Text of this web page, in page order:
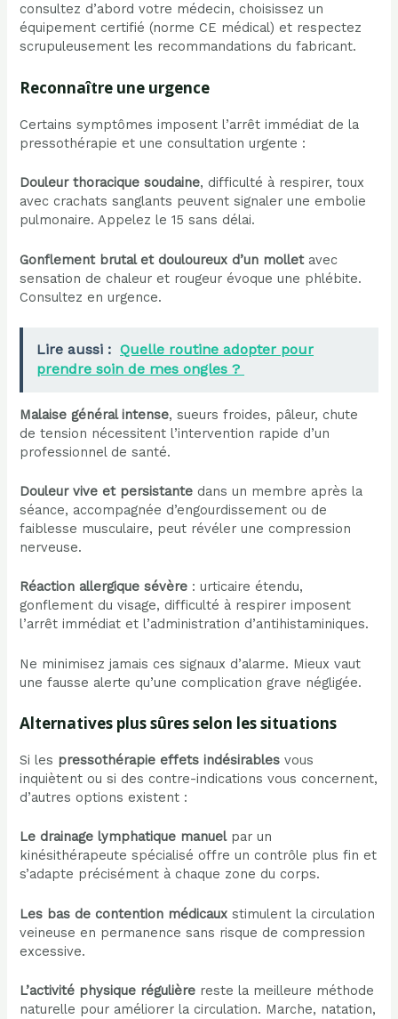
consultez d’abord votre médecin, choisissez un
équipement certifié (norme CE médical) et respectez
scrupuleusement les recommandations du fabricant.
Reconnaître une urgence
Certains symptômes imposent l’arrêt immédiat de la
pressothérapie et une consultation urgente :
Douleur thoracique soudaine, difficulté à respirer, toux
avec crachats sanglants peuvent signaler une embolie
pulmonaire. Appelez le 15 sans délai.
Gonflement brutal et douloureux d’un molletavec
sensation de chaleur et rougeur évoque une phlébite.
Consultez en urgence.
Lire aussi : Quelle routine adopter pour
prendre soin de mes ongles ?
Malaise général intense, sueurs froides, pâleur, chute
de tension nécessitent l’intervention rapide d’un
professionnel de santé.
Douleur vive et persistante dans un membre après la
séance, accompagnée d’engourdissement ou de
faiblesse musculaire, peut révéler une compression
nerveuse.
Réaction allergique sévère : urticaire étendu,
gonflement du visage, difficulté à respirer imposent
l’arrêt immédiat et l’administration d’antihistaminiques.
Ne minimisez jamais ces signaux d’alarme. Mieux vaut
une fausse alerte qu’une complication grave négligée.
Alternatives plus sûres selon les situations
Si les pressothérapie effets indésirables vous
inquiètent ou si des contre-indications vous concernent,
d’autres options existent :
Le drainage lymphatique manuelpar un
kinésithérapeute spécialisé offre un contrôle plus fin et
s’adapte précisément à chaque zone du corps.
Les bas de contention médicaux stimulent la circulation
veineuse en permanence sans risque de compression
excessive.
L’activité physique régulière reste la meilleure méthode
naturelle pour améliorer la circulation. Marche, natation,